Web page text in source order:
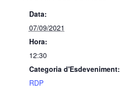
Data:
07/09/2021
Hora:
12:30
Categoria d'Esdeveniment:
RDP